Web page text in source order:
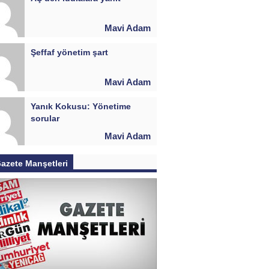
Mavi Adam
Şeffaf yönetim şart
Mavi Adam
Yanık Kokusu: Yönetime
sorular
Mavi Adam
Manşetleri